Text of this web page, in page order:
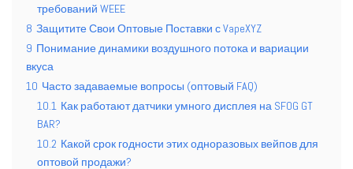
требований WEEE
8 Защитите Свои Оптовые Поставки с VapeXYZ
9 Понимание динамики воздушного потока и вариации
вкуса
10 Часто задаваемые вопросы (оптовый FAQ)
10.1 Как работают датчики умного дисплея на SFOG GT
BAR?
10.2 Какой срок годности этих одноразовых вейпов для
оптовой продажи?